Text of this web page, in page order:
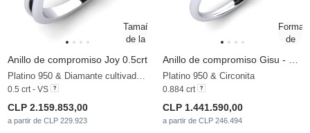
Anillo de compromiso Joy 0.5crt
Platino 950 & Diamante cultivado en laboratorio
0.5 crt - VS
CLP 2.159.853,00
a partir de CLP 229.923
Platino 950 & Circonita
0.884 crt
CLP 1.441.590,00
a partir de CLP 246.494